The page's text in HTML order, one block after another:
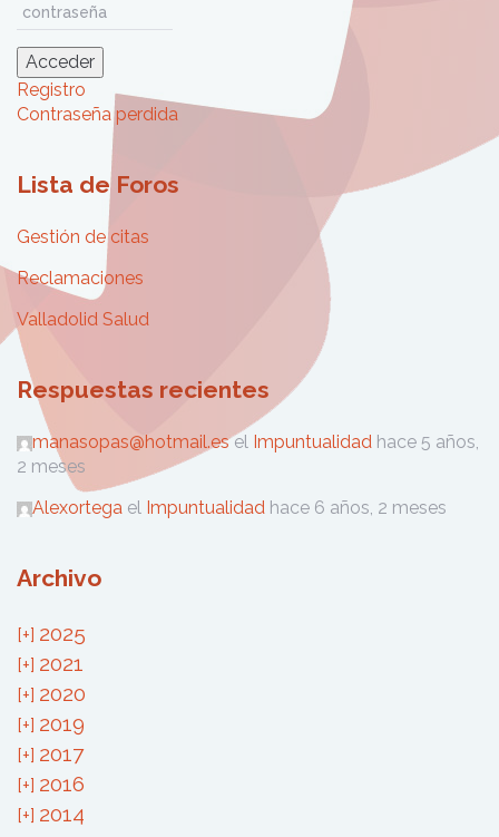
contraseña
Acceder
Registro
Contraseña perdida
Lista de Foros
Gestión de citas
Reclamaciones
Valladolid Salud
Respuestas recientes
manasopas@hotmail.esel Impuntualidad hace 5 años,
2 meses
Alexortega el Impuntualidad hace 6 años, 2 meses
Archivo
2025
2021
2020
2019
2017
2016
2014